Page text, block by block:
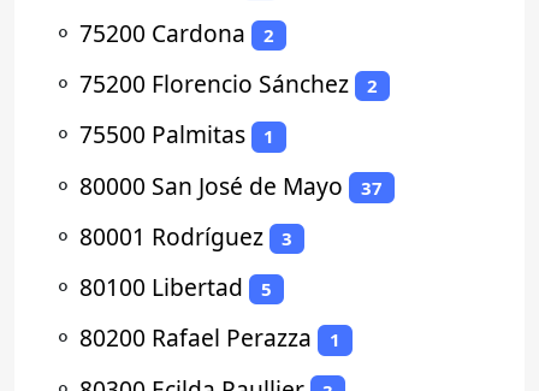
⚬ 75200 Cardona 2
⚬ 75200 Florencio Sánchez 2
⚬ 75500 Palmitas 1
⚬ 80000 San José de Mayo 37
⚬ 80001 Rodríguez 3
⚬ 80100 Libertad 5
⚬ 80200 Rafael Perazza 1